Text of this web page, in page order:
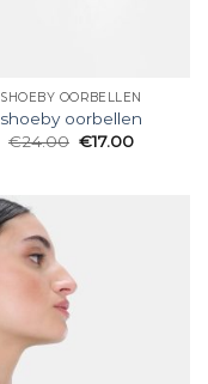
SHOEBY OORBELLEN
shoeby oorbellen
€24.00 €17.00